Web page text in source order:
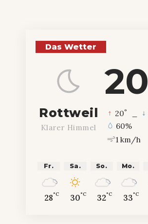
Das Wetter
20
Rottweil
Klarer Himmel
20°
60%
1 km/h
Fr.
28°C
Sa.
30°C
So.
32°C
Mo.
33°C